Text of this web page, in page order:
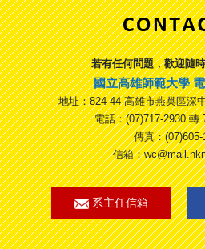
若有任何問題，歡迎隨
國立高雄師範大學
地址：824-44 高雄市燕巢區深
電話：(07)717-2930 轉
傳真：(07)605-
信箱：
系主任信箱